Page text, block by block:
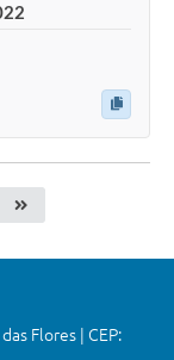
Flores | CEP: